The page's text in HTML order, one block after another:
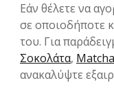
Εάν θέλετε να
σε οποιοδήποτε
του. Για
Σοκολάτα, Matcha
ανακαλύψτε